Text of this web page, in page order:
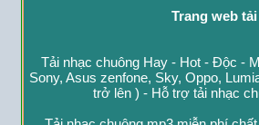
Trang web
Tải nhạc chuông Hay - Hot - Độc -
Sony, Asus zenfone, Sky, Oppo,
trở lên ) - Hỗ trợ tải nhạc